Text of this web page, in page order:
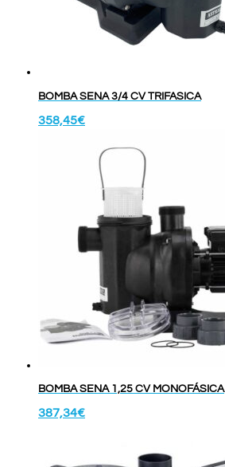
BOMBA SENA 3/4 CV TRIFASICA
358,45€
BOMBA SENA 1,25 CV MONOFÁSICA
387,34€